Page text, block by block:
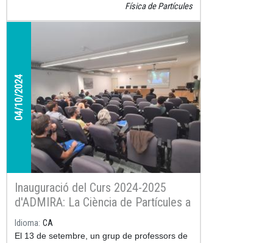
Física de Partícules
04/10/2024
Inauguració del Curs 2024-2025
d'ADMIRA: La Ciència de Partícules a
les Aules
Idioma CA
El 13 de setembre, un grup de professors de